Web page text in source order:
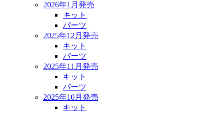
2026年1月発売
キット
パーツ
2025年12月発売
キット
パーツ
2025年11月発売
キット
パーツ
2025年10月発売
キット